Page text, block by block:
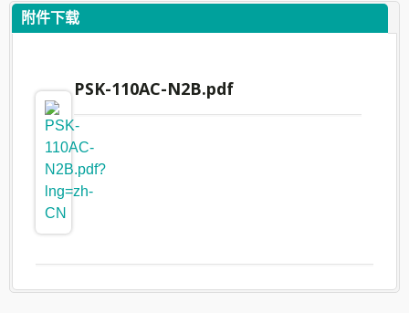
附件下载
PSK-110AC-N2B.pdf